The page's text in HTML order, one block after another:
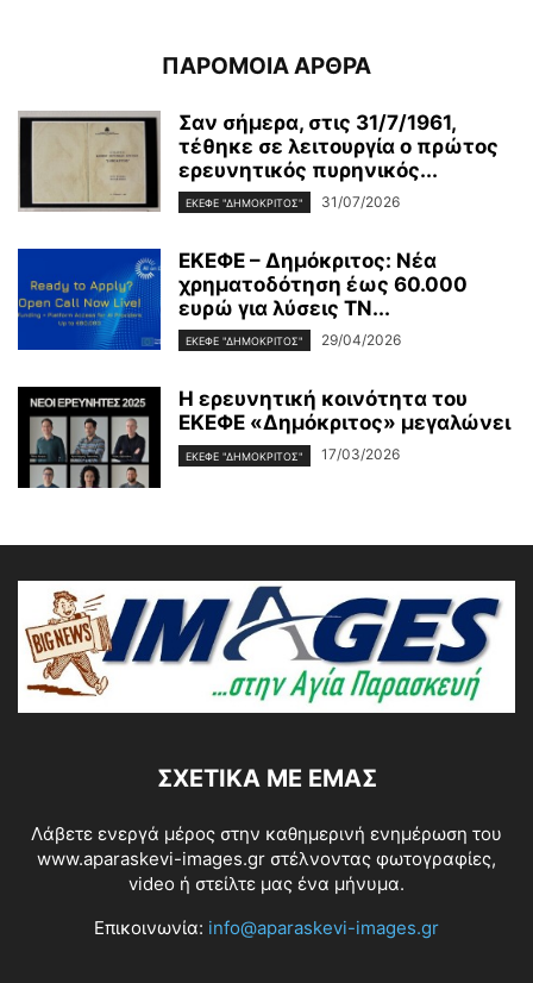
ΠΑΡΟΜΟΙΑ ΑΡΘΡΑ
Σαν σήμερα, στις 31/7/1961,
τέθηκε σε λειτουργία ο πρώτος
ερευνητικός πυρηνικός...
ΕΚΕΦΕ "ΔΗΜΌΚΡΙΤΟΣ" 31/07/2026
ΕΚΕΦΕ – Δημόκριτος: Νέα
χρηματοδότηση έως 60.000
ευρώ για λύσεις ΤΝ...
ΕΚΕΦΕ "ΔΗΜΌΚΡΙΤΟΣ" 29/04/2026
Η ερευνητική κοινότητα του
ΕΚΕΦΕ «Δημόκριτος» μεγαλώνει
ΕΚΕΦΕ "ΔΗΜΌΚΡΙΤΟΣ" 17/03/2026
ΣΧΕΤΙΚΆ ΜΕ ΕΜΆΣ
Λάβετε ενεργά μέρος στην καθημερινή ενημέρωση του
www.aparaskevi-images.gr στέλνοντας φωτογραφίες,
video ή στείλτε μας ένα μήνυμα.
Επικοινωνία: info@aparaskevi-images.gr